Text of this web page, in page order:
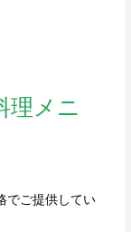
理メニ
でご提供してい